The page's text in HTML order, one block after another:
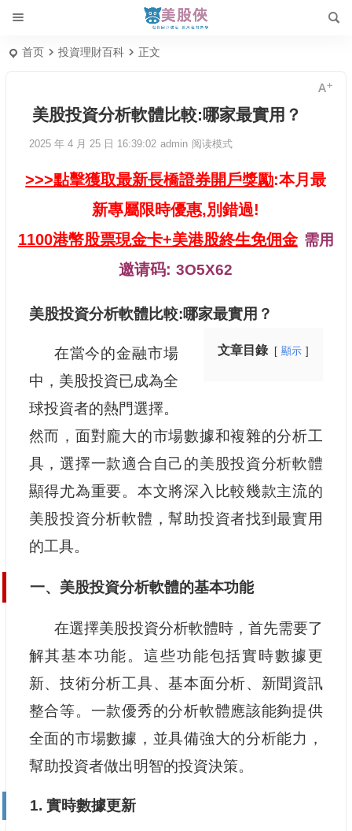
首页 投資理財百科 正文
美股投資分析軟體比較:哪家最實用？
2025 年 4 月 25 日 16:39:02 admin 阅读模式
>>>點擊獲取最新長橋證券開戶獎勵:本月最
新專屬限時優惠,別錯過!
1100港幣股票現金卡+美港股終生免佣金 需用
邀请码:3O5X62
美股投資分析軟體比較:哪家最實用？
文章目錄 顯示
在當今的金融市場
中，美股投資已成為全
球投資者的熱門選擇。
然而，面對龐大的市場數據和複雜的分析工
具，選擇一款適合自己的美股投資分析軟體
顯得尤為重要。本文將深入比較幾款主流的
美股投資分析軟體，幫助投資者找到最實用
的工具。
一、美股投資分析軟體的基本功能
在選擇美股投資分析軟體時，首先需要了
解其基本功能。這些功能包括實時數據更
新、技術分析工具、基本面分析、新聞資訊
整合等。一款優秀的分析軟體應該能夠提供
全面的市場數據，並具備強大的分析能力，
幫助投資者做出明智的投資決策。
1. 實時數據更新